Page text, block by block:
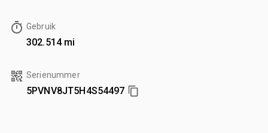
Gebruik
302.514 mi
Serienummer
5PVNV8JT5H4S54497